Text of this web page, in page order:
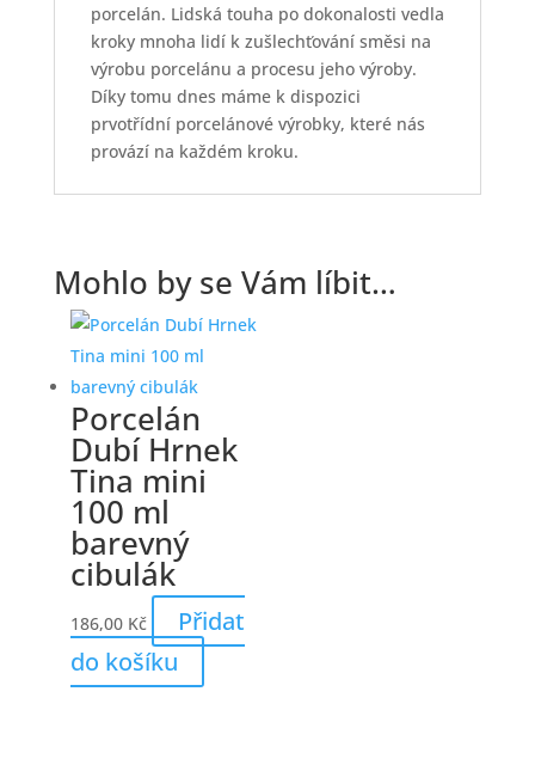
porcelán. Lidská touha po dokonalosti vedla
kroky mnoha lidí k zušlechťování směsi na
výrobu porcelánu a procesu jeho výroby.
Díky tomu dnes máme k dispozici
prvotřídní porcelánové výrobky, které nás
provází na každém kroku.
Mohlo by se Vám líbit…
Porcelán
Dubí Hrnek
Tina mini
100 ml
barevný
cibulák
186,00 Kč
Přidat
do košíku